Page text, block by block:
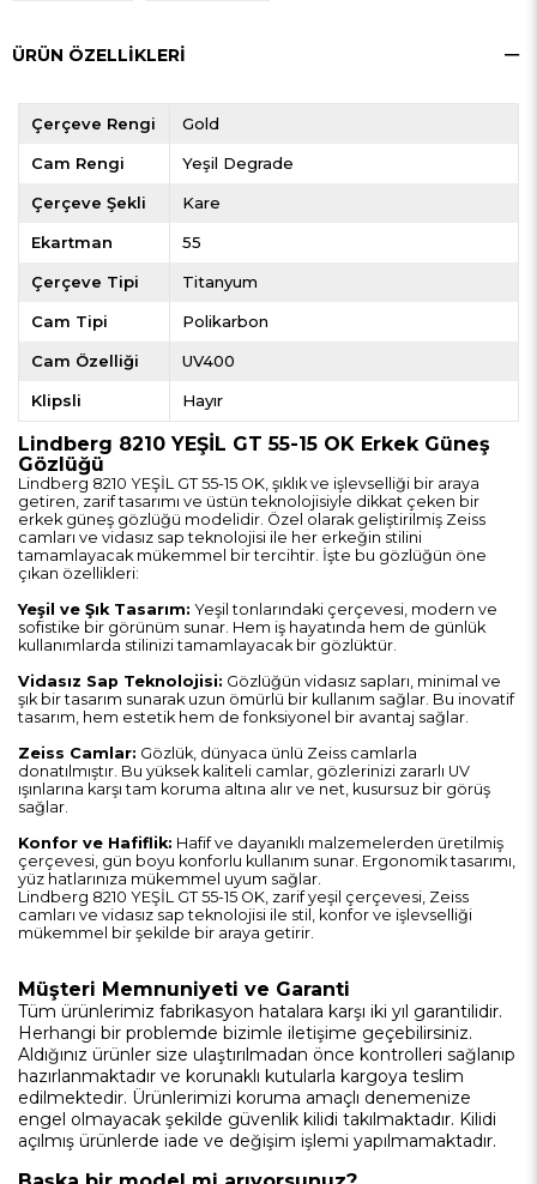
ÜRÜN ÖZELLIKLERI
Çerçeve Rengi Gold
Cam Rengi Yeşil Degrade
Çerçeve Şekli Kare
Ekartman 55
Çerçeve Tipi Titanyum
Cam Tipi Polikarbon
Cam Özelliği UV400
Klipsli Hayır
Lindberg 8210 YEŞİL GT 55-15 OK Erkek Güneş
Gözlüğü
Lindberg 8210 YEŞİL GT 55-15 OK, şıklık ve işlevselliği bir araya
getiren, zarif tasarımı ve üstün teknolojisiyle dikkat çeken bir
erkek güneş gözlüğü modelidir. Özel olarak geliştirilmiş Zeiss
camları ve vidasız sap teknolojisi ile her erkeğin stilini
tamamlayacak mükemmel bir tercihtir. İşte bu gözlüğün öne
çıkan özellikleri:
Yeşil ve Şık Tasarım: Yeşil tonlarındaki çerçevesi, modern ve
sofistike bir görünüm sunar. Hem iş hayatında hem de günlük
kullanımlarda stilinizi tamamlayacak bir gözlüktür.
Vidasız Sap Teknolojisi: Gözlüğün vidasız sapları, minimal ve
şık bir tasarım sunarak uzun ömürlü bir kullanım sağlar. Bu inovatif
tasarım, hem estetik hem de fonksiyonel bir avantaj sağlar.
Zeiss Camlar: Gözlük, dünyaca ünlü Zeiss camlarla
donatılmıştır. Bu yüksek kaliteli camlar, gözlerinizi zararlı UV
ışınlarına karşı tam koruma altına alır ve net, kusursuz bir görüş
sağlar.
Konfor ve Hafiflik: Hafif ve dayanıklı malzemelerden üretilmiş
çerçevesi, gün boyu konforlu kullanım sunar. Ergonomik tasarımı,
yüz hatlarınıza mükemmel uyum sağlar.
Lindberg 8210 YEŞİL GT 55-15 OK, zarif yeşil çerçevesi, Zeiss
camları ve vidasız sap teknolojisi ile stil, konfor ve işlevselliği
mükemmel bir şekilde bir araya getirir.
Müşteri Memnuniyeti ve Garanti
Tüm ürünlerimiz fabrikasyon hatalara karşı iki yıl garantilidir.
Herhangi bir problemde bizimle iletişime geçebilirsiniz.
Aldığınız ürünler size ulaştırılmadan önce kontrolleri sağlanıp
hazırlanmaktadır ve korunaklı kutularla kargoya teslim
edilmektedir. Ürünlerimizi koruma amaçlı denemenize
engel olmayacak şekilde güvenlik kilidi takılmaktadır. Kilidi
açılmış ürünlerde iade ve değişim işlemi yapılmamaktadır.